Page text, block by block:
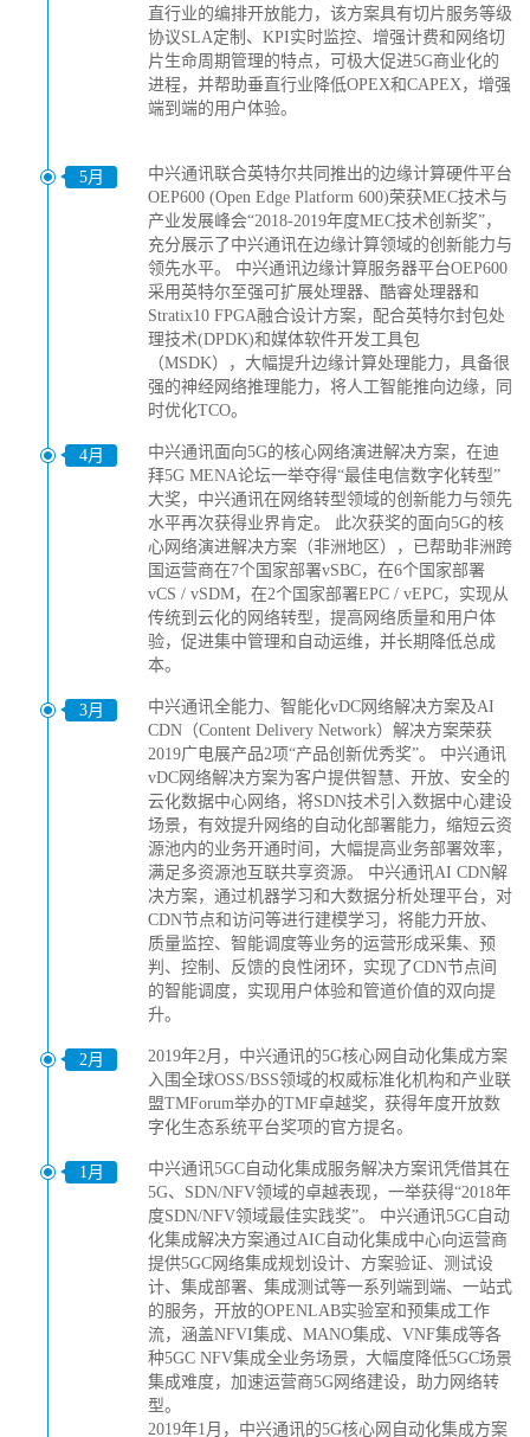
直行业的编排开放能力，该方案具有切片服务等级
协议SLA定制、KPI实时监控、增强计费和网络切
片生命周期管理的特点，可极大促进5G商业化的
进程，并帮助垂直行业降低OPEX和CAPEX，增强
端到端的用户体验。
5月
中兴通讯联合英特尔共同推出的边缘计算硬件平台
OEP600 (Open Edge Platform 600)荣获MEC技术与
产业发展峰会“2018-2019年度MEC技术创新奖”，
充分展示了中兴通讯在边缘计算领域的创新能力与
领先水平。 中兴通讯边缘计算服务器平台OEP600
采用英特尔至强可扩展处理器、酷睿处理器和
Stratix10 FPGA融合设计方案，配合英特尔封包处
理技术(DPDK)和媒体软件开发工具包
（MSDK），大幅提升边缘计算处理能力，具备很
强的神经网络推理能力，将人工智能推向边缘，同
时优化TCO。
4月
中兴通讯面向5G的核心网络演进解决方案，在迪
拜5G MENA论坛一举夺得“最佳电信数字化转型”
大奖，中兴通讯在网络转型领域的创新能力与领先
水平再次获得业界肯定。 此次获奖的面向5G的核
心网络演进解决方案（非洲地区），已帮助非洲跨
国运营商在7个国家部署vSBC，在6个国家部署
vCS / vSDM，在2个国家部署EPC / vEPC，实现从
传统到云化的网络转型，提高网络质量和用户体
验，促进集中管理和自动运维，并长期降低总成
本。
3月
中兴通讯全能力、智能化vDC网络解决方案及AI
CDN（Content Delivery Network）解决方案荣获
2019广电展产品2项“产品创新优秀奖”。 中兴通讯
vDC网络解决方案为客户提供智慧、开放、安全的
云化数据中心网络，将SDN技术引入数据中心建设
场景，有效提升网络的自动化部署能力，缩短云资
源池内的业务开通时间，大幅提高业务部署效率，
满足多资源池互联共享资源。 中兴通讯AI CDN解
决方案，通过机器学习和大数据分析处理平台，对
CDN节点和访问等进行建模学习，将能力开放、
质量监控、智能调度等业务的运营形成采集、预
判、控制、反馈的良性闭环，实现了CDN节点间
的智能调度，实现用户体验和管道价值的双向提
升。
2月
2019年2月，中兴通讯的5G核心网自动化集成方案
入围全球OSS/BSS领域的权威标准化机构和产业联
盟TMForum举办的TMF卓越奖，获得年度开放数
字化生态系统平台奖项的官方提名。
1月
中兴通讯5GC自动化集成服务解决方案讯凭借其在
5G、SDN/NFV领域的卓越表现，一举获得“2018年
度SDN/NFV领域最佳实践奖”。 中兴通讯5GC自动
化集成解决方案通过AIC自动化集成中心向运营商
提供5GC网络集成规划设计、方案验证、测试设
计、集成部署、集成测试等一系列端到端、一站式
的服务，开放的OPENLAB实验室和预集成工作
流，涵盖NFVI集成、MANO集成、VNF集成等各
种5GC NFV集成全业务场景，大幅度降低5GC场景
集成难度，加速运营商5G网络建设，助力网络转
型。
2019年1月，中兴通讯的5G核心网自动化集成方案